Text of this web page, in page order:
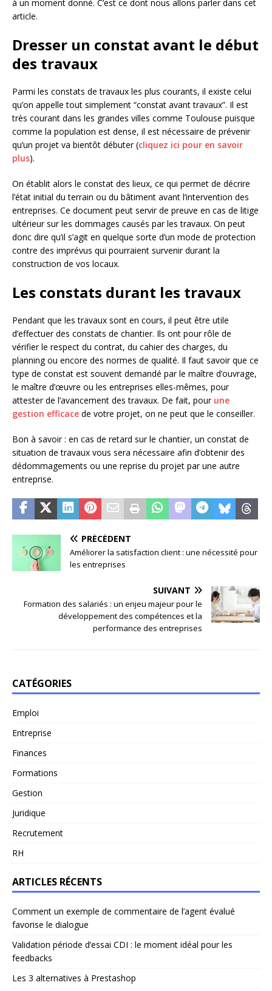
à un moment donné. C’est ce dont nous allons parler dans cet
article.
Dresser un constat avant le début
des travaux
Parmi les constats de travaux les plus courants, il existe celui
qu’on appelle tout simplement “constat avant travaux”. Il est
très courant dans les grandes villes comme Toulouse puisque
comme la population est dense, il est nécessaire de prévenir
qu’un projet va bientôt débuter (cliquez ici pour en savoir
plus).
On établit alors le constat des lieux, ce qui permet de décrire
l’état initial du terrain ou du bâtiment avant l’intervention des
entreprises. Ce document peut servir de preuve en cas de litige
ultérieur sur les dommages causés par les travaux. On peut
donc dire qu’il s’agit en quelque sorte d’un mode de protection
contre des imprévus qui pourraient survenir durant la
construction de vos locaux.
Les constats durant les travaux
Pendant que les travaux sont en cours, il peut être utile
d’effectuer des constats de chantier. Ils ont pour rôle de
vérifier le respect du contrat, du cahier des charges, du
planning ou encore des normes de qualité. Il faut savoir que ce
type de constat est souvent demandé par le maître d’ouvrage,
le maître d’œuvre ou les entreprises elles-mêmes, pour
attester de l’avancement des travaux. De fait, pour une
gestion efficace de votre projet, on ne peut que le conseiller.
Bon à savoir : en cas de retard sur le chantier, un constat de
situation de travaux vous sera nécessaire afin d’obtenir des
dédommagements ou une reprise du projet par une autre
entreprise.
PRÉCÉDENT
Améliorer la satisfaction client : une nécessité pour
les entreprises
SUIVANT
Formation des salariés : un enjeu majeur pour le
développement des compétences et la
performance des entreprises
CATÉGORIES
Emploi
Entreprise
Finances
Formations
Gestion
Juridique
Recrutement
RH
ARTICLES RÉCENTS
Comment un exemple de commentaire de l’agent évalué
favorise le dialogue
Validation période d’essai CDI : le moment idéal pour les
feedbacks
Les 3 alternatives à Prestashop